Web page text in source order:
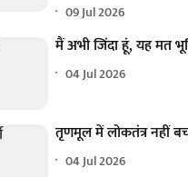
09 Jul 2026
मैं अभी जिंदा हूं, यह मत
04 Jul 2026
तृणमूल में लोकतंत्र नहीं
04 Jul 2026